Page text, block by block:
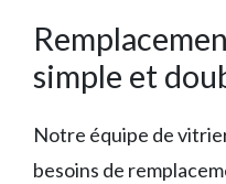
simple et
Notre équipe de
besoins de